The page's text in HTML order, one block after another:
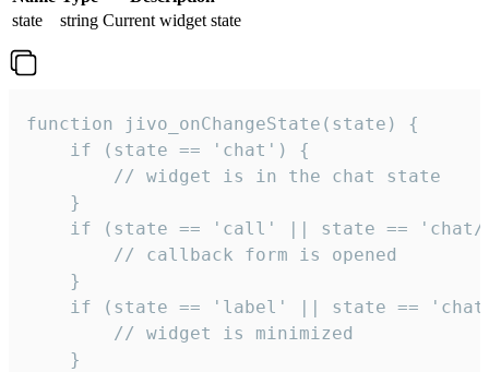
state
string Current widget state
function jivo_onChangeState(state) {
    if (state == 'chat') {
        // widget is in the chat state
    }
if (state == 'call' || state ==
        // callback form is opened
    }
if (state == 'label' || state ==
        // widget is minimized
    }